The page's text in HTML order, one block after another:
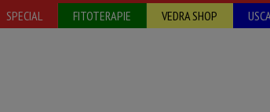
SPECIAL FITOTERAPIE VEDRA SHOP